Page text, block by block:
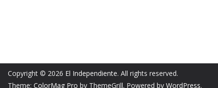
Copyright © 2026 El Independiente. All rights reserved.
Theme: ColorMag Pro by ThemeGrill. Powered by WordPress.